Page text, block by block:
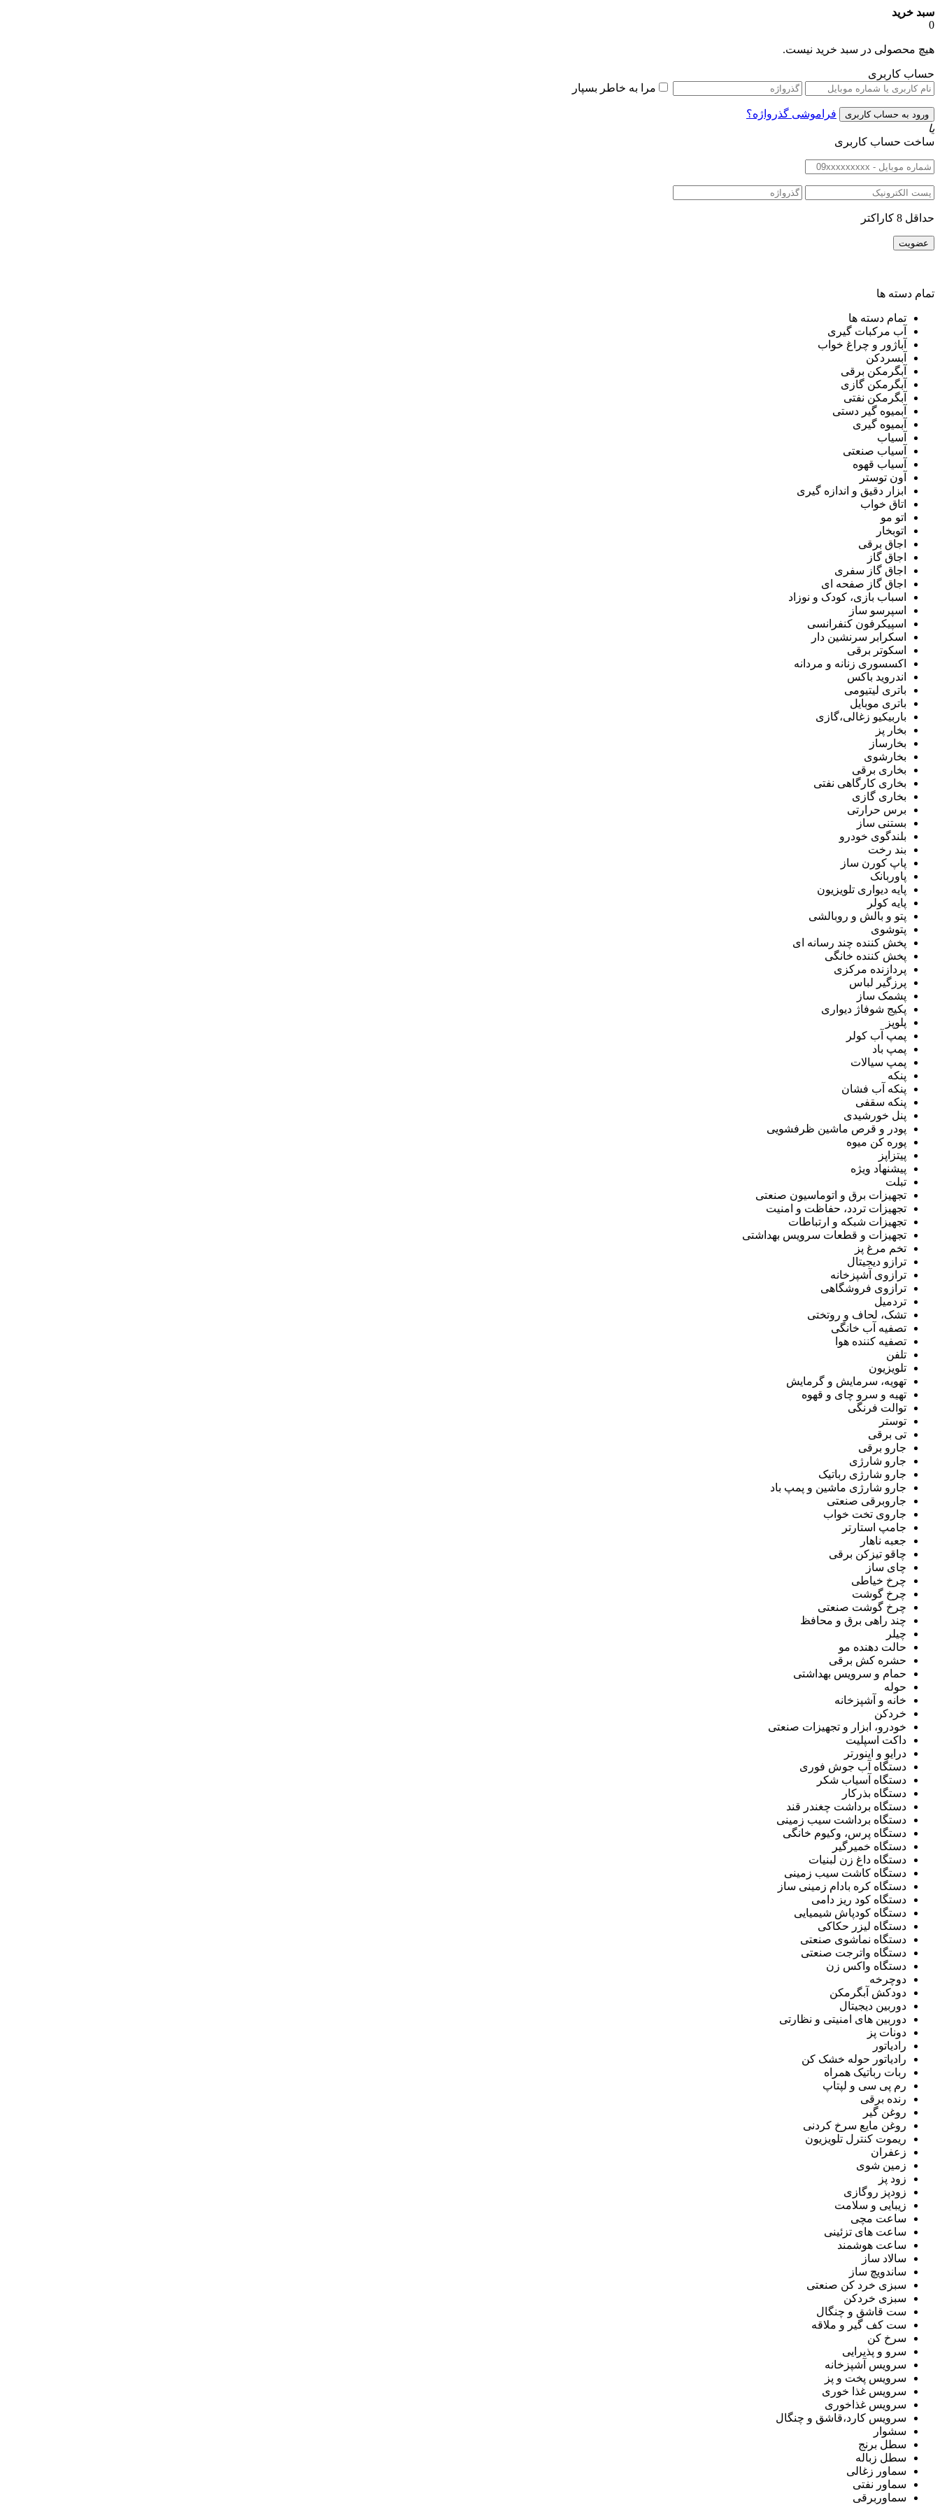
سبد خرید
0
هیچ محصولی در سبد خرید نیست.
حساب کاربری
مرا به خاطر بسپار
فراموشی گذرواژه؟
یا
ساخت حساب کاربری
حداقل 8 کاراکتر
تمام دسته ها
تمام دسته ها
آب مرکبات گیری
آباژور و چراغ خواب
آبسردکن
آبگرمکن برقی
آبگرمکن گازی
آبگرمکن نفتی
آبمیوه گیر دستی
آبمیوه گیری
آسیاب
آسیاب صنعتی
آسیاب قهوه
آون توستر
ابزار دقیق و اندازه گیری
اتاق خواب
اتو مو
اتوبخار
اجاق برقی
اجاق گاز
اجاق گاز سفری
اجاق گاز صفحه ای
اسباب بازی، کودک و نوزاد
اسپرسو ساز
اسپیکرفون کنفرانسی
اسکرابر سرنشین دار
اسکوتر برقی
اکسسوری زنانه و مردانه
اندروید باکس
باتری لیتیومی
باتری موبایل
باربیکیو زغالی،گازی
بخار پز
بخارساز
بخارشوی
بخاری برقی
بخاری کارگاهی نفتی
بخاری گازی
برس حرارتی
بستنی ساز
بلندگوی خودرو
بند رخت
پاپ کورن ساز
پاوربانک
پایه دیواری تلویزیون
پایه کولر
پتو و بالش و روبالشی
پتوشوی
پخش کننده چند رسانه ای
پخش کننده خانگی
پردازنده مرکزی
پرزگیر لباس
پشمک ساز
پکیج شوفاژ دیواری
پلوپز
پمپ آب کولر
پمپ باد
پمپ سیالات
پنکه
پنکه آب فشان
پنکه سقفی
پنل خورشیدی
پودر و قرص ماشین ظرفشویی
پوره کن میوه
پیتزاپز
پیشنهاد ویژه
تبلت
تجهیزات برق و اتوماسیون صنعتی
تجهیزات تردد، حفاظت و امنیت
تجهیزات شبکه و ارتباطات
تجهیزات و قطعات سرویس بهداشتی
تخم مرغ پز
ترازو دیجیتال
ترازوی آشپزخانه
ترازوی فروشگاهی
تردمیل
تشک، لحاف و روتختی
تصفیه آب خانگی
تصفیه کننده هوا
تلفن
تلویزیون
تهویه، سرمایش و گرمایش
تهیه و سرو چای و قهوه
توالت فرنگی
توستر
تی برقی
جارو برقی
جارو شارژی
جارو شارژی رباتیک
جارو شارژی ماشین و پمپ باد
جاروبرقی صنعتی
جاروی تخت خواب
جامپ استارتر
جعبه ناهار
چاقو تیزکن برقی
چای ساز
چرخ خیاطی
چرخ گوشت
چرخ گوشت صنعتی
چند راهی برق و محافظ
چیلر
حالت دهنده مو
حشره کش برقی
حمام و سرویس بهداشتی
حوله
خانه و آشپزخانه
خردکن
خودرو، ابزار و تجهیزات صنعتی
داکت اسپلیت
درایو و اینورتر
دستگاه آب جوش فوری
دستگاه آسیاب شکر
دستگاه بذرکار
دستگاه برداشت چغندر قند
دستگاه برداشت سیب زمینی
دستگاه پرس، وکیوم خانگی
دستگاه خمیرگیر
دستگاه داغ زن لبنیات
دستگاه کاشت سیب زمینی
دستگاه کره بادام زمینی ساز
دستگاه کود ریز دامی
دستگاه کودپاش شیمیایی
دستگاه لیزر حکاکی
دستگاه نماشوی صنعتی
دستگاه واترجت صنعتی
دستگاه واکس زن
دوچرخه
دودکش آبگرمکن
دوربین دیجیتال
دوربین های امنیتی و نظارتی
دونات پز
رادیاتور
رادیاتور حوله خشک کن
ربات رباتیک همراه
رم پی سی و لپتاپ
رنده برقی
روغن گیر
روغن مایع سرخ کردنی
ریموت کنترل تلویزیون
زعفران
زمین شوی
زود پز
زودپز روگازی
زیبایی و سلامت
ساعت مچی
ساعت های تزئینی
ساعت هوشمند
سالاد ساز
ساندویچ ساز
سبزی خرد کن صنعتی
سبزی خردکن
ست قاشق و چنگال
ست کف گیر و ملاقه
سرخ کن
سرو و پذیرایی
سرویس آشپزخانه
سرویس پخت و پز
سرویس غذا خوری
سرویس غذاخوری
سرویس کارد،قاشق و چنگال
سشوار
سطل برنج
سطل زباله
سماور زغالی
سماور نفتی
سماوربرقی